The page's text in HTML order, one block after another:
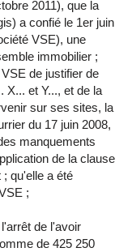
2011), que la
a confié le 1er juin
VSE), une
immobilier ;
de justifier de
X... et Y..., et de la
sur ses sites, la
du 17 juin 2008,
manquements
de la clause
qu'elle a été
;
de l'avoir
de 425 250